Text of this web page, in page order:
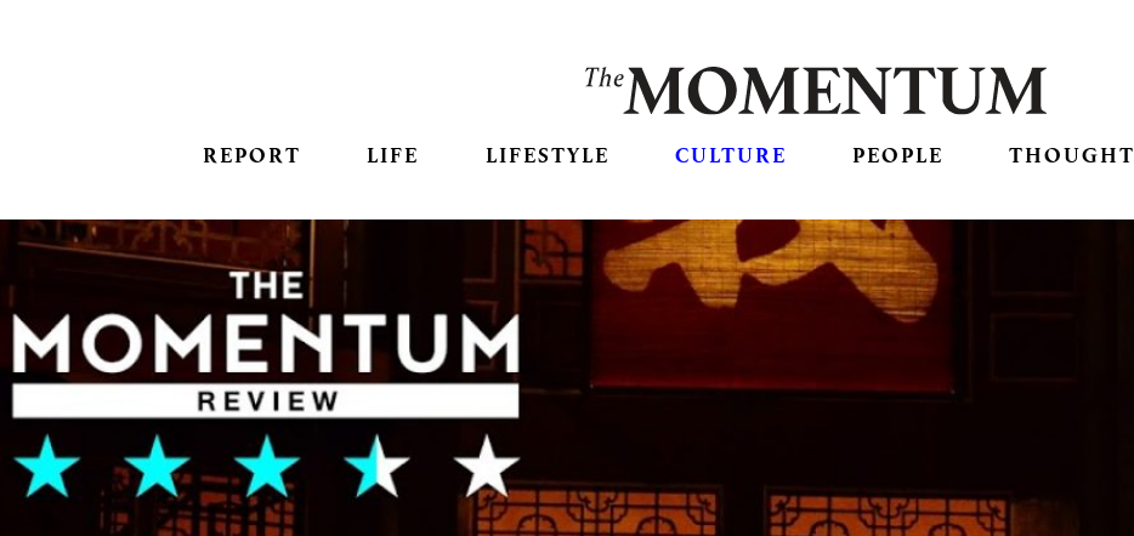
REPORT LIFE LIFESTYLE CULTURE PEOPLE THOUGHT